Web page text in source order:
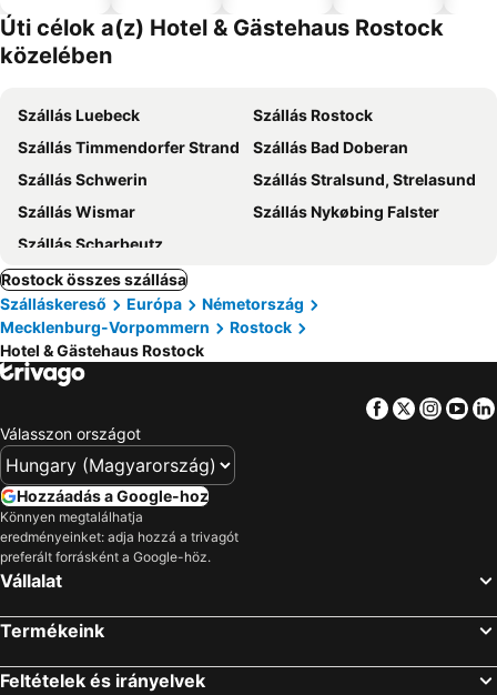
Úti célok a(z) Hotel & Gästehaus Rostock
közelében
Szállás Luebeck
Szállás Rostock
Szállás Timmendorfer Strand
Szállás Bad Doberan
Szállás Schwerin
Szállás Stralsund, Strelasund
Szállás Wismar
Szállás Nykøbing Falster
Szállás Scharbeutz
Rostock összes szállása
Szálláskereső
Európa
Németország
Mecklenburg-Vorpommern
Rostock
Hotel & Gästehaus Rostock
Facebook
Twitter
Válasszon országot
Hozzáadás a Google-hoz
Könnyen megtalálhatja
eredményeinket: adja hozzá a trivagót
preferált forrásként a Google-höz.
Vállalat
Termékeink
Feltételek és irányelvek